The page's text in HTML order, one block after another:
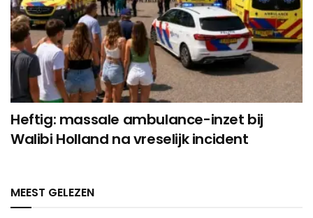
Heftig: massale ambulance-inzet bij
Walibi Holland na vreselijk incident
MEEST GELEZEN